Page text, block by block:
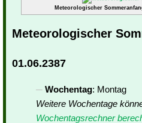
Meteorologischer
Meteorologischer
01.06.2387
Wochentag: Montag
Weitere Wochentage
Wochentagsrechner